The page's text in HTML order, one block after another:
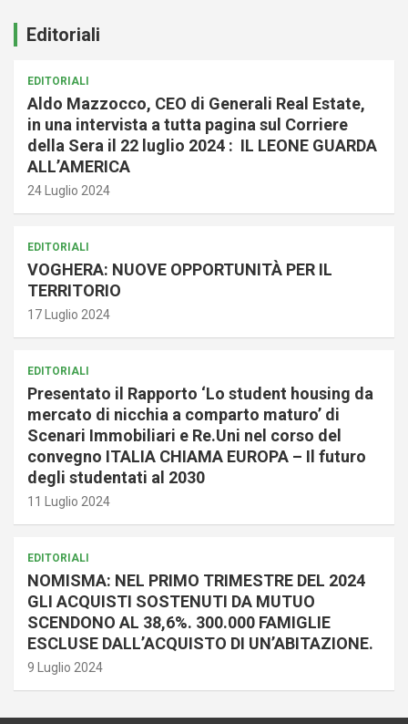
Editoriali
EDITORIALI
Aldo Mazzocco, CEO di Generali Real Estate,
in una intervista a tutta pagina sul Corriere
della Sera il 22 luglio 2024 : IL LEONE GUARDA
ALL’AMERICA
24 Luglio 2024
EDITORIALI
VOGHERA: NUOVE OPPORTUNITÀ PER IL
TERRITORIO
17 Luglio 2024
EDITORIALI
Presentato il Rapporto ‘Lo student housing da
mercato di nicchia a comparto maturo’ di
Scenari Immobiliari e Re.Uni nel corso del
convegno ITALIA CHIAMA EUROPA – Il futuro
degli studentati al 2030
11 Luglio 2024
EDITORIALI
NOMISMA: NEL PRIMO TRIMESTRE DEL 2024
GLI ACQUISTI SOSTENUTI DA MUTUO
SCENDONO AL 38,6%. 300.000 FAMIGLIE
ESCLUSE DALL’ACQUISTO DI UN’ABITAZIONE.
9 Luglio 2024